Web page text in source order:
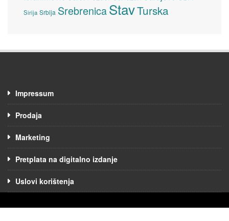
Sirija Srbija SrebrenicaStavTurska
Impressum
Prodaja
Marketing
Pretplata na digitalno izdanje
Uslovi korištenja